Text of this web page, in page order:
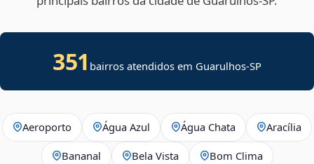
351 bairros atendidos em Guarulhos-SP
Aeroporto Água Azul Água Chata Aracília
Bananal Bela Vista Bom Clima